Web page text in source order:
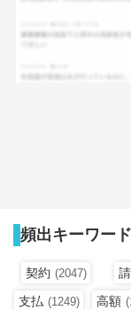
頻出キーワード
契約 (2047)
支払 (1249) 高額